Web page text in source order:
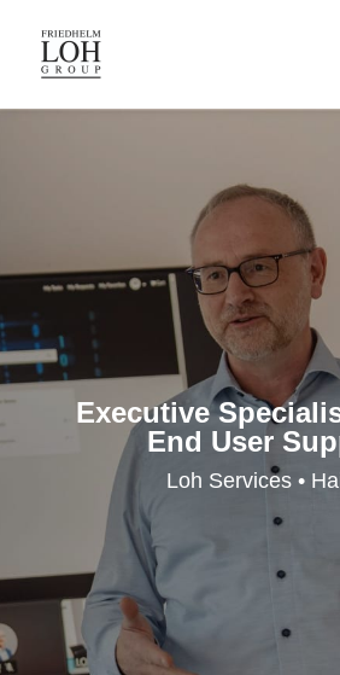
Executive
End User
Loh Services •